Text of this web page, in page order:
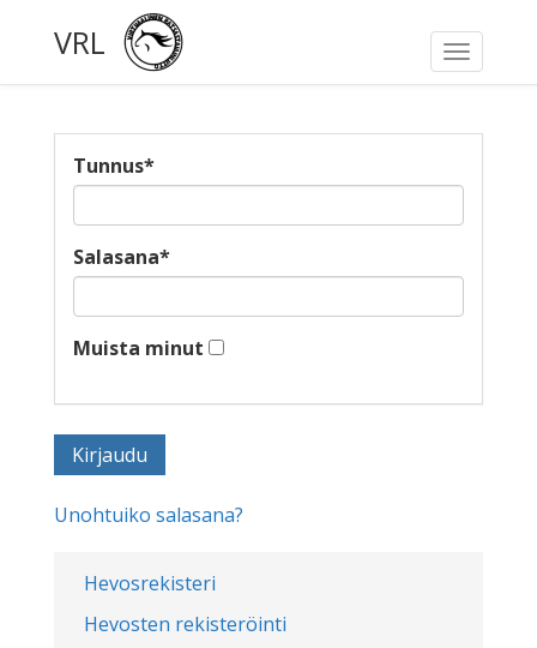
Toggle
VRL
Hevosrekisteri
Hevosten rekisteröinti
Tunnus*
Salasana*
Muista minut
Unohtuiko salasana?